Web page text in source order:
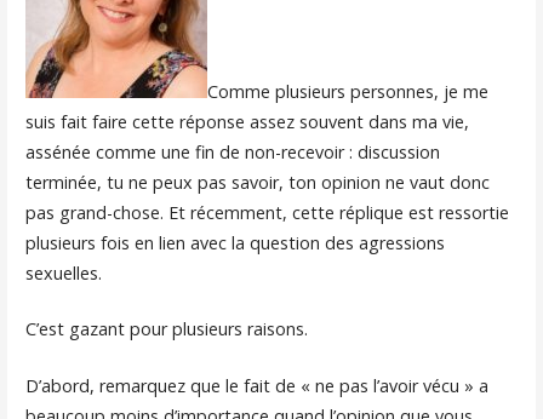
Comme plusieurs personnes, je me
suis fait faire cette réponse assez souvent dans ma vie,
assénée comme une fin de non-recevoir : discussion
terminée, tu ne peux pas savoir, ton opinion ne vaut donc
pas grand-chose. Et récemment, cette réplique est ressortie
plusieurs fois en lien avec la question des agressions
sexuelles.
C’est gazant pour plusieurs raisons.
D’abord, remarquez que le fait de « ne pas l’avoir vécu » a